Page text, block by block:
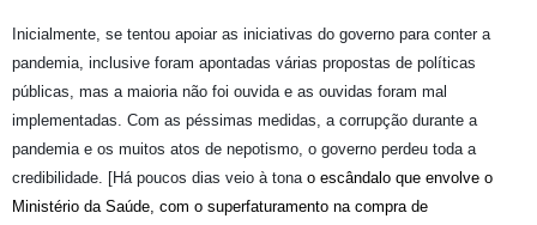
Inicialmente, se tentou apoiar as iniciativas do governo para conter a
pandemia, inclusive foram apontadas várias propostas de políticas
públicas, mas a maioria não foi ouvida e as ouvidas foram mal
implementadas. Com as péssimas medidas, a corrupção durante a
pandemia e os muitos atos de nepotismo, o governo perdeu toda a
credibilidade. [Há poucos dias veio à tona o escândalo que envolve o
Ministério da Saúde, com o superfaturamento na compra de